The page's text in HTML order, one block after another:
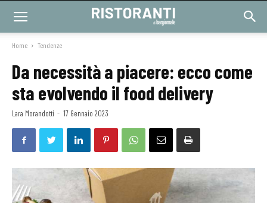
Home Tendenze
Da necessità a piacere: ecco come
sta evolvendo il food delivery
Lara Morandotti - 17 Gennaio 2023